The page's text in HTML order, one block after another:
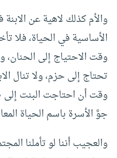
والأم كذلك لاهية عن
الأساسية في الحياة، فلا
وقت الاحتياج إلى الحنان،
تحتاج إلى حزم، ولا تنال
وقت أن احتاجت البنت إلى
جوَّ الأسرة باسم الحياة
والعجيب أننا لو تأملنا